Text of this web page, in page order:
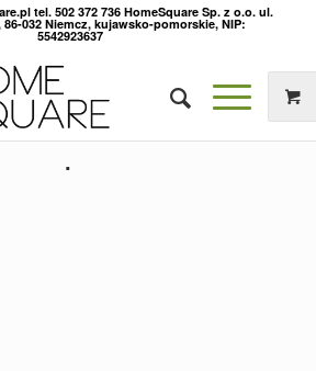
tel. 502 372 736 HomeSquare Sp. z o.o. ul.
032 Niemcz, kujawsko-pomorskie, NIP:
5542923637